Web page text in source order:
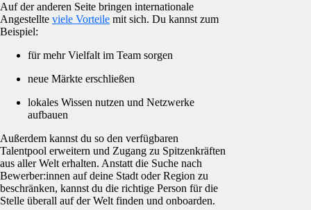
Auf der anderen Seite bringen internationale
Angestellte viele Vorteile mit sich. Du kannst zum
Beispiel:
für mehr Vielfalt im Team sorgen
neue Märkte erschließen
lokales Wissen nutzen und Netzwerke
aufbauen
Außerdem kannst du so den verfügbaren
Talentpool erweitern und Zugang zu Spitzenkräften
aus aller Welt erhalten. Anstatt die Suche nach
Bewerber:innen auf deine Stadt oder Region zu
beschränken, kannst du die richtige Person für die
Stelle überall auf der Welt finden und onboarden.